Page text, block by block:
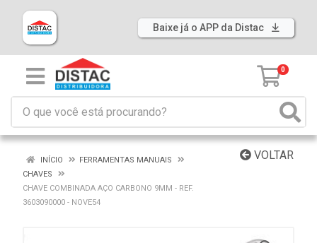
Baixe já o APP da Distac
0
VOLTAR
INÍCIO
FERRAMENTAS MANUAIS
CHAVES
CHAVE COMBINADA AÇO CARBONO 9MM - REF.
3603090000 - NOVE54